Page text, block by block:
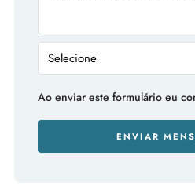
Selecione
Ao enviar este formulário eu
ENVIAR